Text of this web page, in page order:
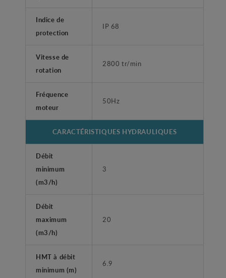
Indice de
protection
IP 68
Vitesse de
rotation
2800 tr/min
Fréquence
moteur
50Hz
CARACTÉRISTIQUES HYDRAULIQUES
Débit
minimum
(m3/h)
3
Débit
maximum
(m3/h)
20
HMT à débit
minimum (m)
6.9